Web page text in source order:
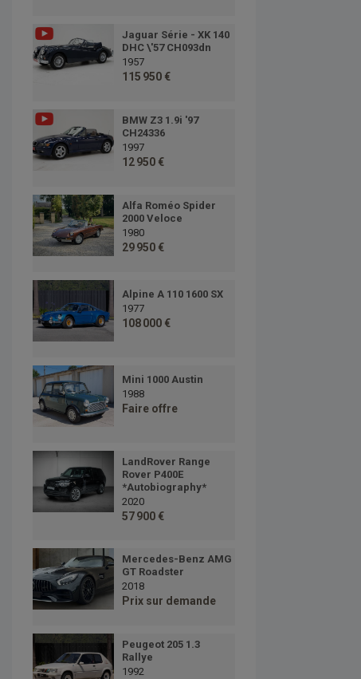
Jaguar Série - XK 140
DHC \'57 CH093dn
1957
115 950 €
BMW Z3 1.9i '97
CH24336
1997
12 950 €
Alfa Roméo Spider
2000 Veloce
1980
29 950 €
Alpine A 110 1600 SX
1977
108 000 €
Mini 1000 Austin
1988
Faire offre
LandRover Range
Rover P400E
*Autobiography*
2020
57 900 €
Mercedes-Benz AMG
GT Roadster
2018
Prix sur demande
Peugeot 205 1.3
Rallye
1992